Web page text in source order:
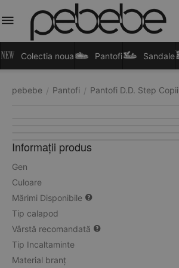
Colectia noua Pantofi Sandale
pebebe / Pantofi / Pantofi D.D. Step Copii
Informații produs
Gen
Culoare
Mărimi Disponibile
Tip calapod
Vârstă recomandată
Tip Incaltaminte
Material branț